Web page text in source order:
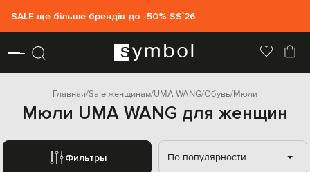
SALE ще більше брендів до -50% SS`26
Главная Sale женщинам UMA WANG Обувь Мюли
Мюли UMA WANG для женщин
Фильтры По популярности